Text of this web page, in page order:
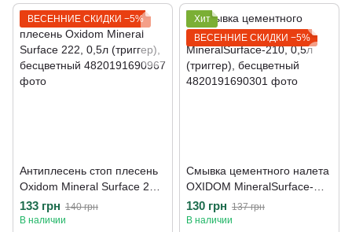
ВЕСЕННИЕ СКИДКИ −5%
Антиплесень стоп плесень
Oxidom Mineral Surface 222,
0,5л (триггер), бесцветный
133 грн 140 грн
В наличии
Хит
ВЕСЕННИЕ СКИДКИ −5%
Смывка цементного налета
OXIDOM MineralSurface-
210, 0,5л (триггер),
бесцветный
130 грн 137 грн
В наличии